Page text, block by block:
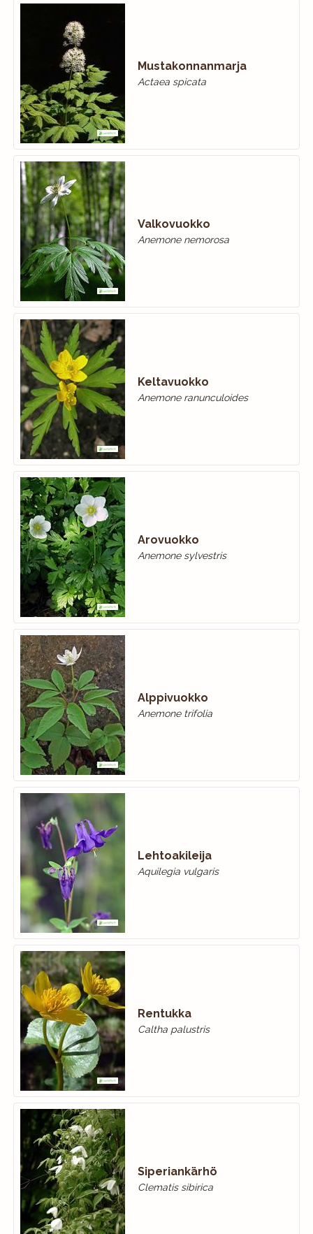
Mustakonnanmarja
Actaea spicata
Valkovuokko
Anemone nemorosa
Keltavuokko
Anemone ranunculoides
Arovuokko
Anemone sylvestris
Alppivuokko
Anemone trifolia
Lehtoakileija
Aquilegia vulgaris
Rentukka
Caltha palustris
Siperiankärhö
Clematis sibirica